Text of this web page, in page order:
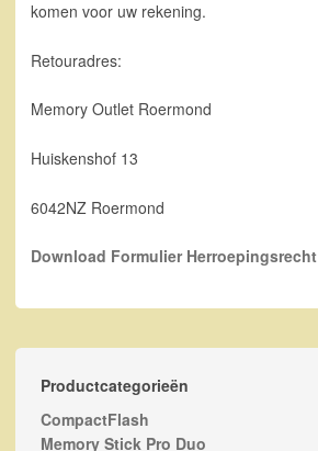
komen voor uw rekening.
Retouradres:
Memory Outlet Roermond
Huiskenshof 13
6042NZ Roermond
Download Formulier Herroepingsrecht
Productcategorieën
CompactFlash
Memory Stick Pro Duo